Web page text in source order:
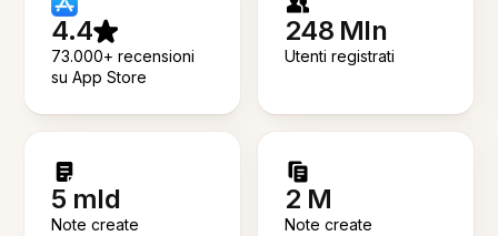
4.4
73.000+ recensioni
su App Store
248 Mln
Utenti registrati
5 mld
Note create
2 M
Note create